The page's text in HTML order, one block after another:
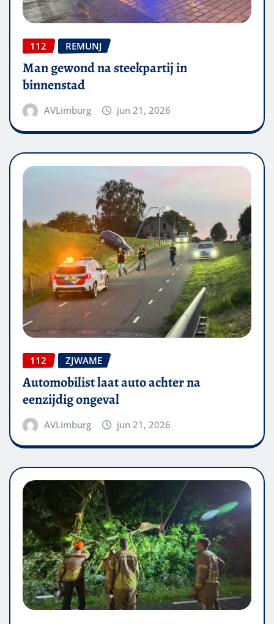
112 REMUNJ
Man gewond na steekpartij in
binnenstad
AVLimburg jun 21, 2026
112 ZJWAME
Automobilist laat auto achter na
eenzijdig ongeval
AVLimburg jun 21, 2026